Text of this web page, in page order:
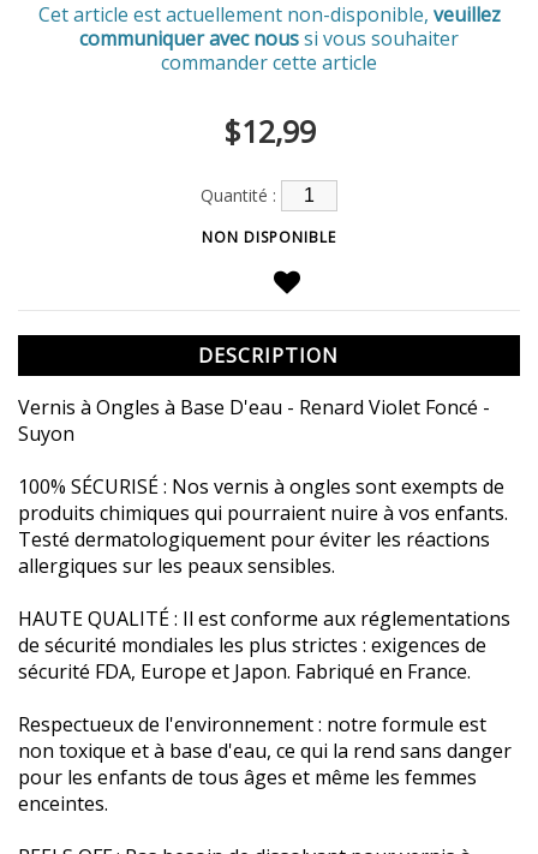
Cet article est actuellement non-disponible, veuillez
communiquer avec noussi vous souhaiter
commander cette article
$12,99
Quantité :
DESCRIPTION
Vernis à Ongles à Base D'eau - Renard Violet Foncé -
Suyon
100% SÉCURISÉ : Nos vernis à ongles sont exempts de
produits chimiques qui pourraient nuire à vos enfants.
Testé dermatologiquement pour éviter les réactions
allergiques sur les peaux sensibles.
HAUTE QUALITÉ : Il est conforme aux réglementations
de sécurité mondiales les plus strictes : exigences de
sécurité FDA, Europe et Japon. Fabriqué en France.
Respectueux de l'environnement : notre formule est
non toxique et à base d'eau, ce qui la rend sans danger
pour les enfants de tous âges et même les femmes
enceintes.